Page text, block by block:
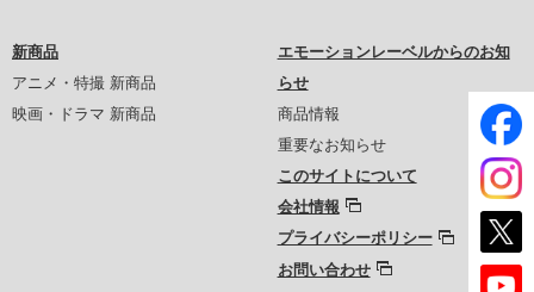
新商品
アニメ・特撮 新商品
映画・ドラマ 新商品
エモーションレーベルからのお知
らせ
商品情報
重要なお知らせ
このサイトについて
会社情報
プライバシーポリシー
お問い合わせ